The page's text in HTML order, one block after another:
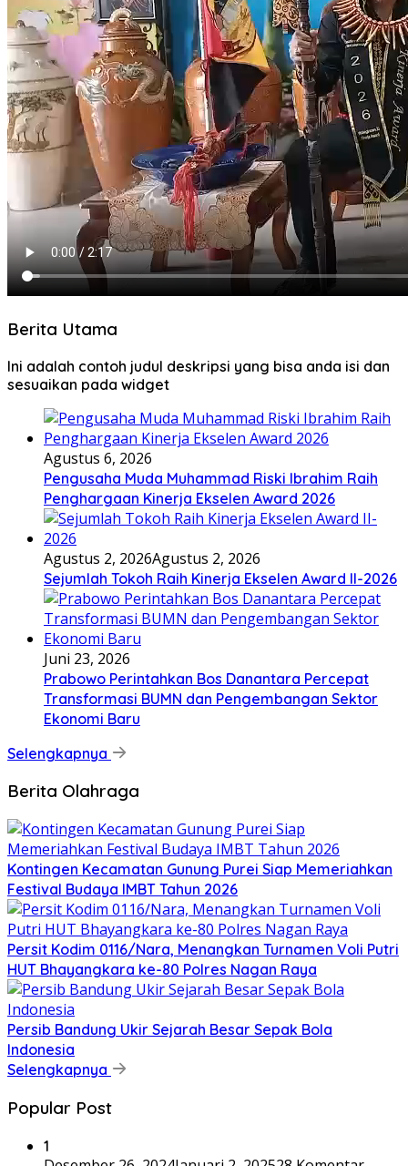
Berita Utama
Ini adalah contoh judul deskripsi yang bisa anda isi dan
sesuaikan pada widget
Agustus 6, 2026
Pengusaha Muda Muhammad Riski Ibrahim Raih
Penghargaan Kinerja Ekselen Award 2026
Agustus 2, 2026Agustus 2, 2026
Sejumlah Tokoh Raih Kinerja Ekselen Award II-2026
Juni 23, 2026
Prabowo Perintahkan Bos Danantara Percepat
Transformasi BUMN dan Pengembangan Sektor
Ekonomi Baru
Selengkapnya
Berita Olahraga
Kontingen Kecamatan Gunung Purei Siap Memeriahkan
Festival Budaya IMBT Tahun 2026
Persit Kodim 0116/Nara, Menangkan Turnamen Voli Putri
HUT Bhayangkara ke-80 Polres Nagan Raya
Persib Bandung Ukir Sejarah Besar Sepak Bola
Indonesia
Selengkapnya
Popular Post
1